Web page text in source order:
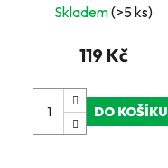
Skladem(>5 ks)
119 Kč
DO KOŠÍKU